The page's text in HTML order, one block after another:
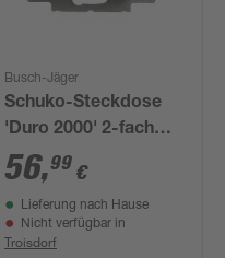
Busch-Jäger
Schuko-Steckdose
'Duro 2000' 2-fach
cremeweiß
56,99 €
Lieferung nach Hause
Nicht verfügbar in
Troisdorf